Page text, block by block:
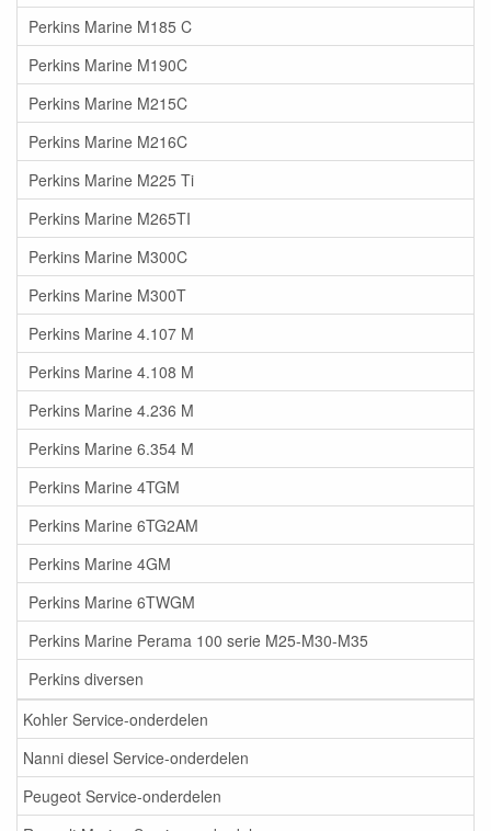
Perkins Marine M185 C
Perkins Marine M190C
Perkins Marine M215C
Perkins Marine M216C
Perkins Marine M225 Ti
Perkins Marine M265TI
Perkins Marine M300C
Perkins Marine M300T
Perkins Marine 4.107 M
Perkins Marine 4.108 M
Perkins Marine 4.236 M
Perkins Marine 6.354 M
Perkins Marine 4TGM
Perkins Marine 6TG2AM
Perkins Marine 4GM
Perkins Marine 6TWGM
Perkins Marine Perama 100 serie M25-M30-M35
Perkins diversen
Kohler Service-onderdelen
Nanni diesel Service-onderdelen
Peugeot Service-onderdelen